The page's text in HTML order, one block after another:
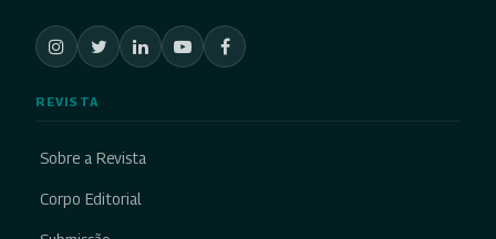
REVISTA
Sobre a Revista
Corpo Editorial